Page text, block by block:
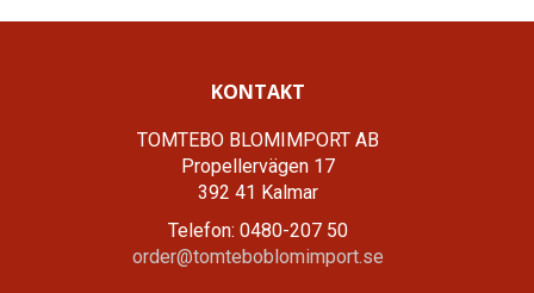
KONTAKT
TOMTEBO BLOMIMPORT AB
Propellervägen 17
392 41 Kalmar
Telefon: 0480-207 50
order@tomteboblomimport.se